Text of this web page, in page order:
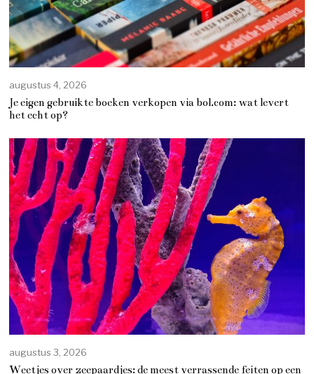
augustus 4, 2026
Je eigen gebruikte boeken verkopen via bol.com: wat levert
het echt op?
augustus 3, 2026
Weetjes over zeepaardjes: de meest verrassende feiten op een